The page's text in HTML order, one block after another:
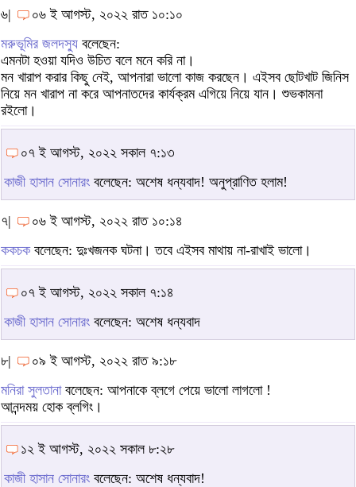
৬|
০৬ ই আগস্ট, ২০২২ রাত ১০:১০
মরুভূমির জলদস্যু বলেছেন:
এমনটা হওয়া যদিও উচিত বলে মনে করি না।
মন খারাপ করার কিছু নেই, আপনারা ভালো কাজ করছেন। এইসব ছোটখাট জিনিস
নিয়ে মন খারাপ না করে আপনাতদের কার্যক্রম এগিয়ে নিয়ে যান। শুভকামনা
রইলো।
০৭ ই আগস্ট, ২০২২ সকাল ৭:১৩
কাজী হাসান সোনারং বলেছেন: অশেষ ধন্যবাদ! অনুপ্রাণিত হলাম!
৭|
০৬ ই আগস্ট, ২০২২ রাত ১০:১৪
ককচকবলেছেন: দুঃখজনক ঘটনা। তবে এইসব মাথায় না-রাখাই ভালো।
০৭ ই আগস্ট, ২০২২ সকাল ৭:১৪
কাজী হাসান সোনারং বলেছেন: অশেষ ধন্যবাদ
৮|
০৯ ই আগস্ট, ২০২২ রাত ৯:১৮
মনিরা সুলতানাবলেছেন: আপনাকে ব্লগে পেয়ে ভালো লাগলো !
আনন্দময় হোক ব্লগিং।
১২ ই আগস্ট, ২০২২ সকাল ৮:২৮
কাজী হাসান সোনারং বলেছেন: অশেষ ধন্যবাদ!